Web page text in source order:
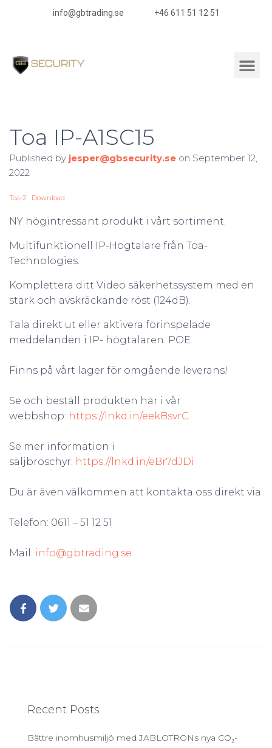
info@gbtrading.se +46 611 51 12 51
Toa IP-A1SC15
Published by jesper@gbsecurity.se on September 12,
2022
Toa-2 Download
NY högintressant produkt i vårt sortiment.
Multifunktionell IP-Högtalare från Toa-
Technologies.
Komplettera ditt Video säkerhetssystem med en
stark och avskräckande röst (124dB).
Tala direkt ut eller aktivera förinspelade
meddelanden i IP- högtalaren. POE
Finns på vårt lager för omgående leverans!
Se och beställ produkten här i vår
webbshop: https://lnkd.in/eekBsvrC
Se mer information i
säljbroschyr: https://lnkd.in/eBr7dJDi
Du är även välkommen att kontakta oss direkt via:
Telefon: 0611 – 51 12 51
Mail: info@gbtrading.se
Recent Posts
Bättre inomhusmiljö med JABLOTRONs nya CO₂-